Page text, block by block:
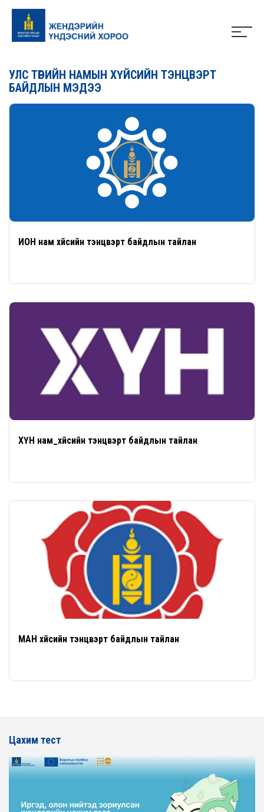
УЛС ТӨРИЙН НАМЫН ХҮЙСИЙН ТЭНЦВЭРТ
БАЙДЛЫН МЭДЭЭ
ИОН нам хүйсийн тэнцвэрт байдлын тайлан
ХҮН нам_хүйсийн тэнцвэрт байдлын тайлан
МАН хүйсийн тэнцвэрт байдлын тайлан
Цахим тест